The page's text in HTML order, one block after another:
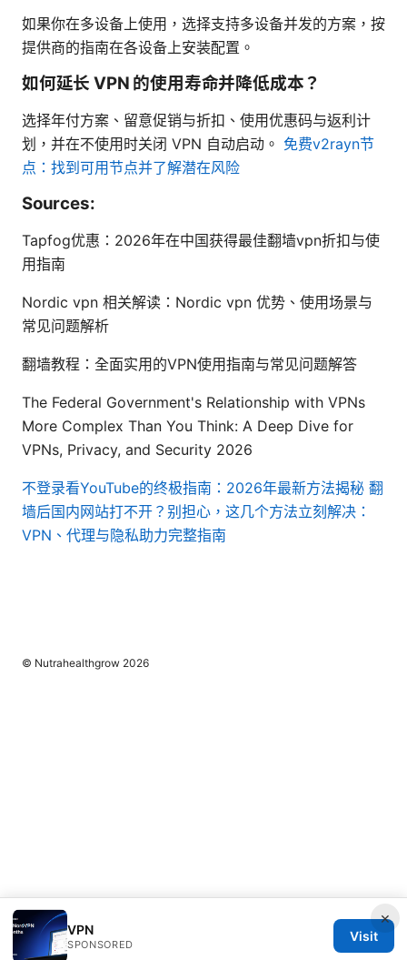
如果你在多设备上使用，选择支持多设备并发的方案，按
提供商的指南在各设备上安装配置。
如何延长 VPN 的使用寿命并降低成本？
选择年付方案、留意促销与折扣、使用优惠码与返利计
划，并在不使用时关闭 VPN 自动启动。 免费v2rayn节
点：找到可用节点并了解潜在风险
Sources:
Tapfog优惠：2026年在中国获得最佳翻墙vpn折扣与使
用指南
Nordic vpn 相关解读：Nordic vpn 优势、使用场景与
常见问题解析
翻墙教程：全面实用的VPN使用指南与常见问题解答
The Federal Government's Relationship with VPNs
More Complex Than You Think: A Deep Dive for
VPNs, Privacy, and Security 2026
不登录看YouTube的终极指南：2026年最新方法揭秘 翻
墙后国内网站打不开？别担心，这几个方法立刻解决：
VPN、代理与隐私助力完整指南
×
VPN
SPONSORED
Visit
© Nutrahealthgrow 2026